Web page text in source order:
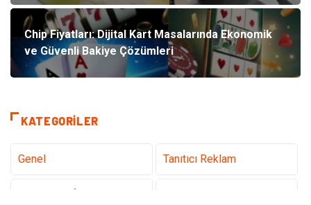
Chip Fiyatları: Dijital Kart Masalarında Ekonomik
ve Güvenli Bakiye Çözümleri
KATEGORILER
Genel Tanıtıcı Reklam